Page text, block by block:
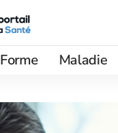
Forme Maladie